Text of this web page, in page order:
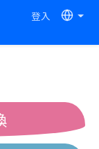
登入